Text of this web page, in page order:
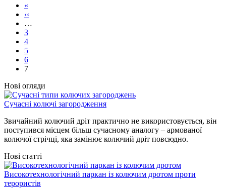
Розбивка
сторінки
«
сторінка
‹‹
сторінка
…
3
4
5
6
7
Нові огляди
Сучасні колючі загородження
Звичайний колючий дріт практично не використовується, він
поступився місцем більш сучасному аналогу – армованої
колючої стрічці, яка замінює колючий дріт повсюдно.
Нові статті
Високотехнологічний паркан із колючим дротом проти
терористів